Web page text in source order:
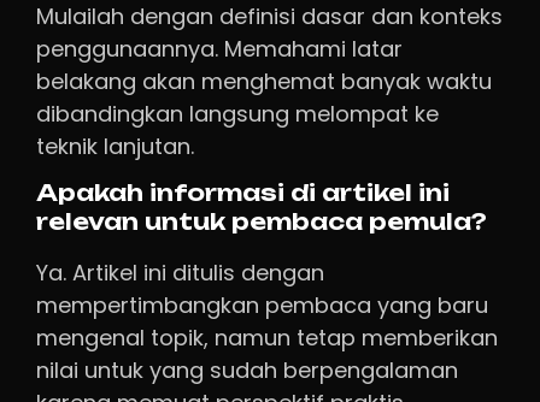
Mulailah dengan definisi dasar dan konteks
penggunaannya. Memahami latar
belakang akan menghemat banyak waktu
dibandingkan langsung melompat ke
teknik lanjutan.
Apakah informasi di artikel ini
relevan untuk pembaca pemula?
Ya. Artikel ini ditulis dengan
mempertimbangkan pembaca yang baru
mengenal topik, namun tetap memberikan
nilai untuk yang sudah berpengalaman